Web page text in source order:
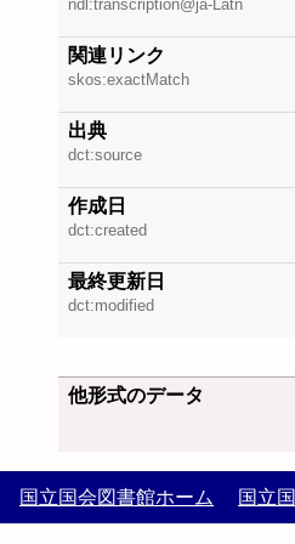
ndl:transcription@ja-Latn
関連リンク
skos:exactMatch
出典
dct:source
作成日
dct:created
最終更新日
dct:modified
他形式のデータ
国立国会図書館ホーム 国立